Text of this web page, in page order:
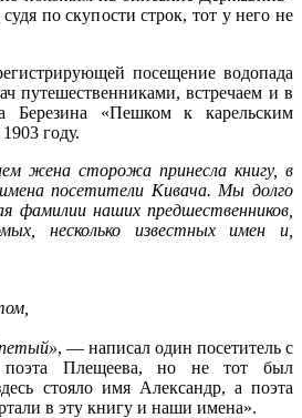
по скупости строк, тот у него не
посещение водопада
путешественниками, встречаем и в
Березина «Пешком к карельским
году.
жена сторожа принесла книгу, в
посетители Кивача. Мы долго
фамилии наших предшественников,
несколько известных имен и,
, — написал один посетитель с
поэта Плещеева, но не тот был
стояло имя Александр, а поэта
в эту книгу и наши имена».